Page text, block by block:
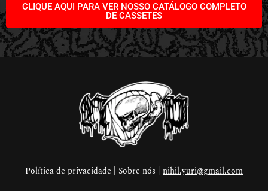
CLIQUE AQUI PARA VER NOSSO CATÁLOGO COMPLETO
DE CASSETES
Política de privacidade | Sobre nós | nihil.yuri@gmail.com